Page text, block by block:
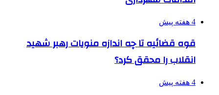
4 هفته پیش
قوه قضائیه تا چه اندازه منویات رهبر شهید
انقلاب را محقق کرد؟
4 هفته پیش